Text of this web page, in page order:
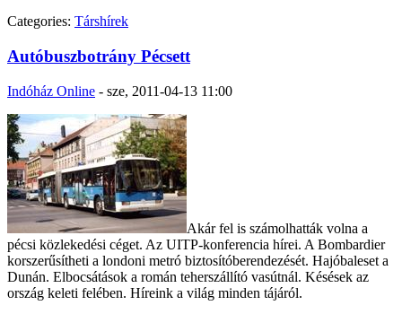
Categories: Társhírek
Autóbuszbotrány Pécsett
Indóház Online - sze, 2011-04-13 11:00
Akár fel is számolhatták volna a
pécsi közlekedési céget. Az UITP-konferencia hírei. A Bombardier
korszerűsítheti a londoni metró biztosítóberendezését. Hajóbaleset a
Dunán. Elbocsátások a román teherszállító vasútnál. Késések az
ország keleti felében. Híreink a világ minden tájáról.